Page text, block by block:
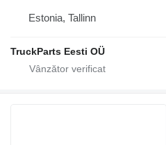
Estonia, Tallinn
TruckParts Eesti OÜ